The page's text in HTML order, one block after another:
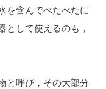
を含んでべたべたに
として使えるのも，
と呼び，その大部分